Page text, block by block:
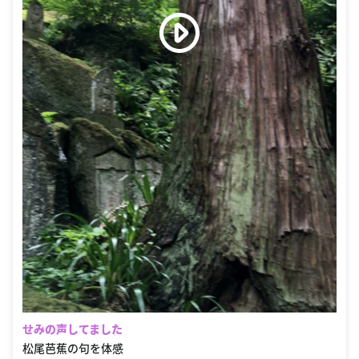
せみの声してました
松尾芭蕉の句を体感